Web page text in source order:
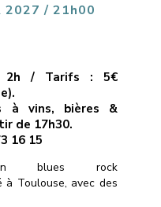
2027 / 21h00
2h / Tarifs : 5€
à vins, bières &
de 17h30.
16 15
blues rock
à Toulouse, avec des
au Black Keys en